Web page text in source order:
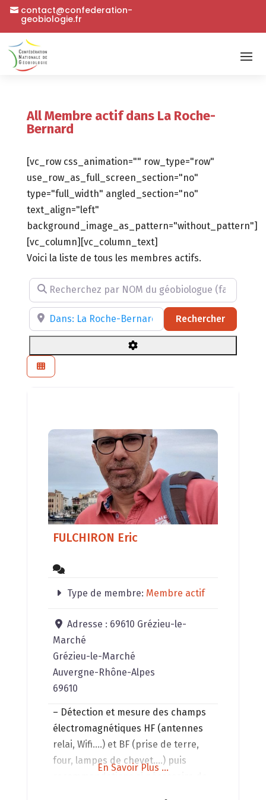
contact@confederation-
geobiologie.fr
All Membre actif dans La Roche-
Bernard
[vc_row css_animation="" row_type="row"
use_row_as_full_screen_section="no"
type="full_width" angled_section="no"
text_align="left"
background_image_as_pattern="without_pattern"]
[vc_column][vc_column_text]
Voici la liste de tous les membres actifs.
Recherchez par NOM du géobiologue (facultatif)
Recherchez par RÉGION, DÉPARTEMENT ou VILLE
Rechercher
FULCHIRON Eric
Type de membre: Membre actif
Adresse : 69610 Grézieu-le-
Marché
Grézieu-le-Marché
Auvergne-Rhône-Alpes
69610
– Détection et mesure des champs
électromagnétiques HF (antennes
relai, Wifi….) et BF (prise de terre,
four, lampes de chevet….) puis
En Savoir Plus ...